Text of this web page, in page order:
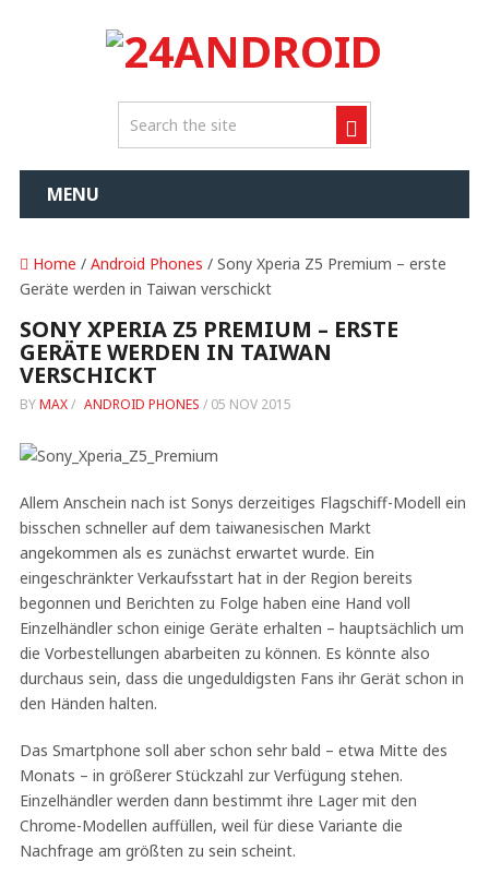
MENU
Home / Android Phones / Sony Xperia Z5 Premium – erste
Geräte werden in Taiwan verschickt
SONY XPERIA Z5 PREMIUM – ERSTE
GERÄTE WERDEN IN TAIWAN
VERSCHICKT
BYMAX/ ANDROID PHONES / 05 NOV 2015
Allem Anschein nach ist Sonys derzeitiges Flagschiff-Modell ein
bisschen schneller auf dem taiwanesischen Markt
angekommen als es zunächst erwartet wurde. Ein
eingeschränkter Verkaufsstart hat in der Region bereits
begonnen und Berichten zu Folge haben eine Hand voll
Einzelhändler schon einige Geräte erhalten – hauptsächlich um
die Vorbestellungen abarbeiten zu können. Es könnte also
durchaus sein, dass die ungeduldigsten Fans ihr Gerät schon in
den Händen halten.
Das Smartphone soll aber schon sehr bald – etwa Mitte des
Monats – in größerer Stückzahl zur Verfügung stehen.
Einzelhändler werden dann bestimmt ihre Lager mit den
Chrome-Modellen auffüllen, weil für diese Variante die
Nachfrage am größten zu sein scheint.